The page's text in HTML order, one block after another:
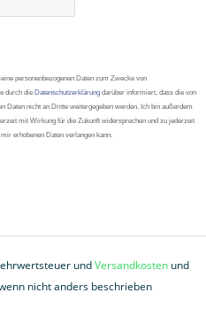
personenbezogenen Daten zum Zwecke von
durch die Datenschutzerklärung darüber informiert, dass die von
Daten nicht an Dritte weitergegeben werden. Ich bin außerdem
mit Wirkung für die Zukunft widersprechen und zu jederzeit
erhobenen Daten verlangen kann.
undVersandkostenund
nicht anders beschrieben